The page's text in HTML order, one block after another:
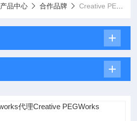
产品中心 合作品牌 Creative PEGWorks